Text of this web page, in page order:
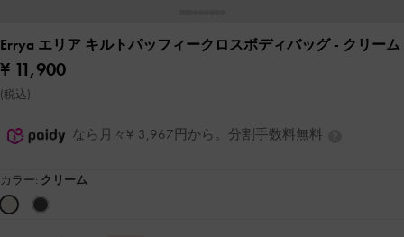
Errya エリア キルトパッフィークロスボディバッグ- クリーム
¥ 11,900
(税込)
なら月々¥ 3,967円から。分割手数料無料
カラー: クリーム